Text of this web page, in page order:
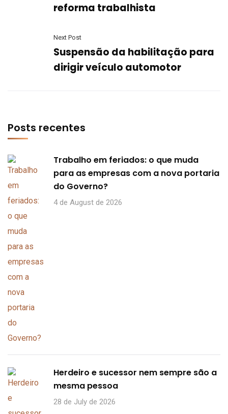
reforma trabalhista
Next Post
Suspensão da habilitação para
dirigir veículo automotor
Posts recentes
Trabalho em feriados: o que muda
para as empresas com a nova portaria
do Governo?
4 de August de 2026
Herdeiro e sucessor nem sempre são a
mesma pessoa
28 de July de 2026